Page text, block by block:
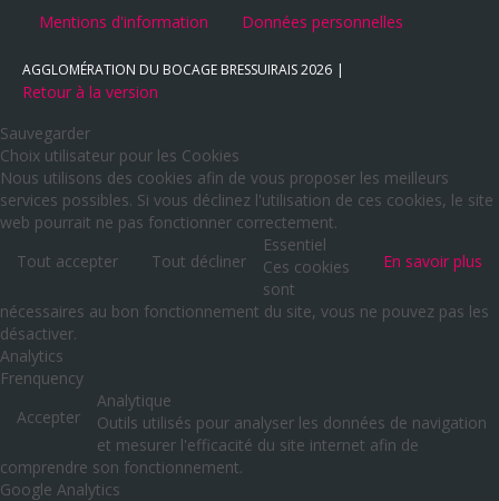
Mentions d'information
Données personnelles
AGGLOMÉRATION DU BOCAGE BRESSUIRAIS2026
Retour à la version
Sauvegarder
Choix utilisateur pour les Cookies
Nous utilisons des cookies afin de vous proposer les meilleurs
services possibles. Si vous déclinez l'utilisation de ces cookies, le site
web pourrait ne pas fonctionner correctement.
Tout accepter
Tout décliner En savoir plus
Essentiel
Ces cookies
sont
nécessaires au bon fonctionnement du site, vous ne pouvez pas les
désactiver.
Analytics
Frenquency
Accepter
Analytique
Outils utilisés pour analyser les données de navigation
et mesurer l'efficacité du site internet afin de
comprendre son fonctionnement.
Google Analytics